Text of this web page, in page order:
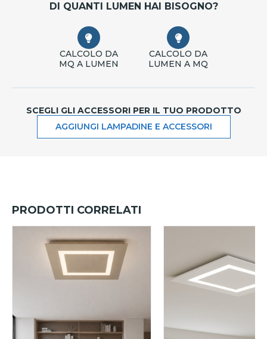
DI QUANTI LUMEN HAI BISOGNO?
CALCOLO DA
MQ A LUMEN
CALCOLO DA
LUMEN A MQ
SCEGLI GLI ACCESSORI PER IL TUO PRODOTTO
AGGIUNGI LAMPADINE E ACCESSORI
PRODOTTI CORRELATI